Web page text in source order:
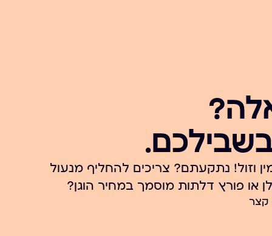
וזול! נתקעתם? צריכים להחליף מנעול
או פורץ דלתות מוסמך במחיר הוגן?
קצר